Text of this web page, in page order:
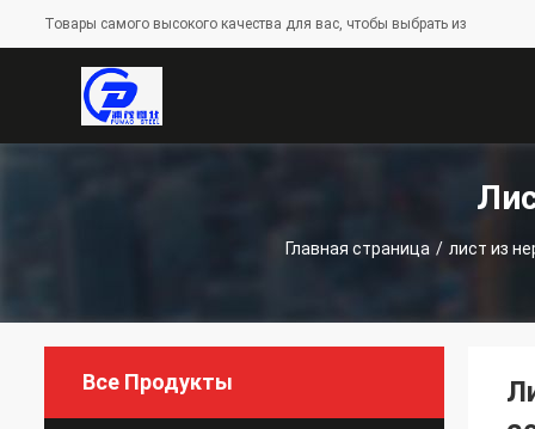
Товары самого высокого качества для вас, чтобы выбрать из
Главная страница / лист из
Все Продукты